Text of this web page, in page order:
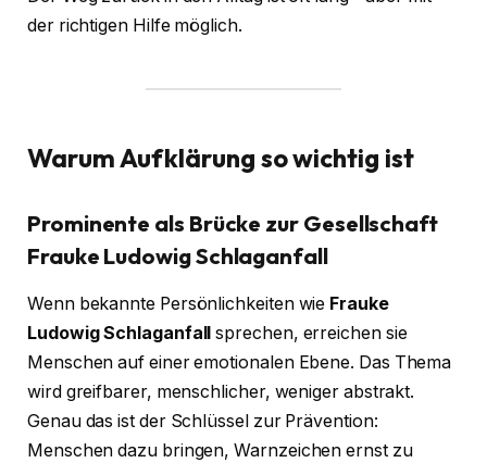
der richtigen Hilfe möglich.
Warum Aufklärung so wichtig ist
Prominente als Brücke zur Gesellschaft
Frauke Ludowig Schlaganfall
Wenn bekannte Persönlichkeiten wie Frauke
Ludowig Schlaganfall sprechen, erreichen sie
Menschen auf einer emotionalen Ebene. Das Thema
wird greifbarer, menschlicher, weniger abstrakt.
Genau das ist der Schlüssel zur Prävention:
Menschen dazu bringen, Warnzeichen ernst zu